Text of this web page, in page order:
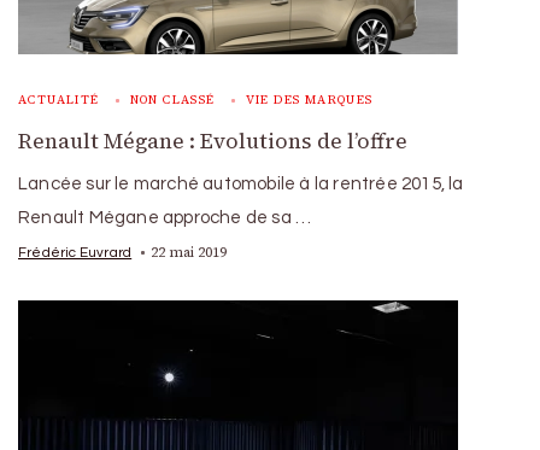
ACTUALITÉ NON CLASSÉ VIE DES MARQUES
Renault Mégane : Evolutions de l’offre
Lancée sur le marché automobile à la rentrée 2015, la
Renault Mégane approche de sa …
Frédéric Euvrard 22 mai 2019